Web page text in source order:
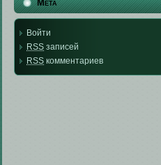
Мета
Войти
RSS записей
RSS комментариев